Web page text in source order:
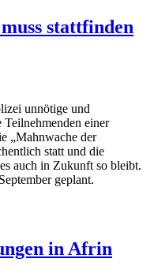
stattfinden
unnötige und
einer
„Mahnwache der
statt und die
auch in Zukunft so bleibt.
geplant.
in Afrin